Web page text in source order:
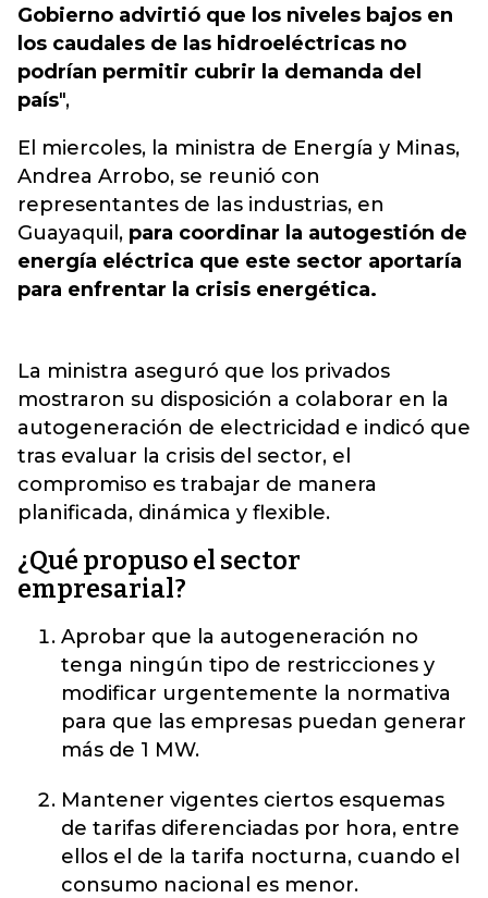
Gobierno advirtió que los niveles bajos en
los caudales de las hidroeléctricas no
podrían permitir cubrir la demanda del
país",
El miercoles, la ministra de Energía y Minas,
Andrea Arrobo, se reunió con
representantes de las industrias, en
Guayaquil, para coordinar la autogestión de
energía eléctrica que este sector aportaría
para enfrentar la crisis energética.
La ministra aseguró que los privados
mostraron su disposición a colaborar en la
autogeneración de electricidad e indicó que
tras evaluar la crisis del sector, el
compromiso es trabajar de manera
planificada, dinámica y flexible.
¿Qué propuso el sector
empresarial?
Aprobar que la autogeneración no
tenga ningún tipo de restricciones y
modificar urgentemente la normativa
para que las empresas puedan generar
más de 1 MW.
Mantener vigentes ciertos esquemas
de tarifas diferenciadas por hora, entre
ellos el de la tarifa nocturna, cuando el
consumo nacional es menor.